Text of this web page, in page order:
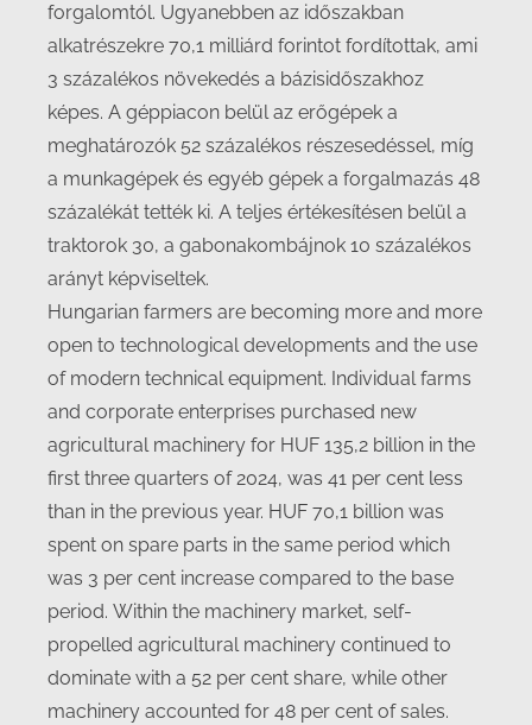
forgalomtól. Ugyanebben az időszakban
alkatrészekre 70,1 milliárd forintot fordítottak, ami
3 százalékos növekedés a bázisidőszakhoz
képes. A géppiacon belül az erőgépek a
meghatározók 52 százalékos részesedéssel, míg
a munkagépek és egyéb gépek a forgalmazás 48
százalékát tették ki. A teljes értékesítésen belül a
traktorok 30, a gabonakombájnok 10 százalékos
arányt képviseltek.
Hungarian farmers are becoming more and more
open to technological developments and the use
of modern technical equipment. Individual farms
and corporate enterprises purchased new
agricultural machinery for HUF 135,2 billion in the
first three quarters of 2024, was 41 per cent less
than in the previous year. HUF 70,1 billion was
spent on spare parts in the same period which
was 3 per cent increase compared to the base
period. Within the machinery market, self-
propelled agricultural machinery continued to
dominate with a 52 per cent share, while other
machinery accounted for 48 per cent of sales.